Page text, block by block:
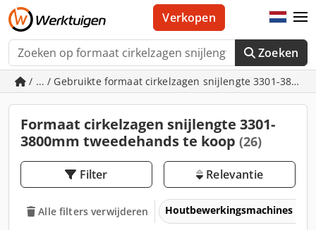
Zoeken
Verkopen
/ ... / Gebruikte formaat cirkelzagen snijlengte 3301-
Formaat cirkelzagen snijlengte 3301-
3800mm tweedehands te koop (26)
Filter Relevantie
Alle filters verwijderen Houtbewerkingsmachines